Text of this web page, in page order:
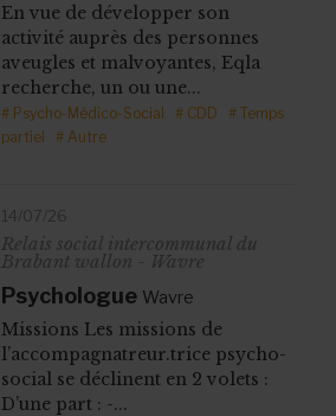
En vue de développer son
activité auprès des personnes
aveugles et malvoyantes, Eqla
recherche, un ou une...
# Psycho-Médico-Social # CDD
# Temps
partiel
# Autre
14/07/26
Relais social intercommunal du
Brabant wallon - Wavre
Psychologue Wavre
Missions Les missions de
l’accompagnatreur.trice psycho-
social se déclinent en 2 volets :
D’une part : -...